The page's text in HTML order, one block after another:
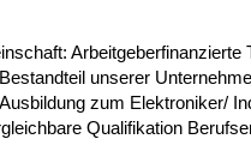
Arbeitgeberfinanzierte
unserer
zum Elektroniker/
Qualifikation